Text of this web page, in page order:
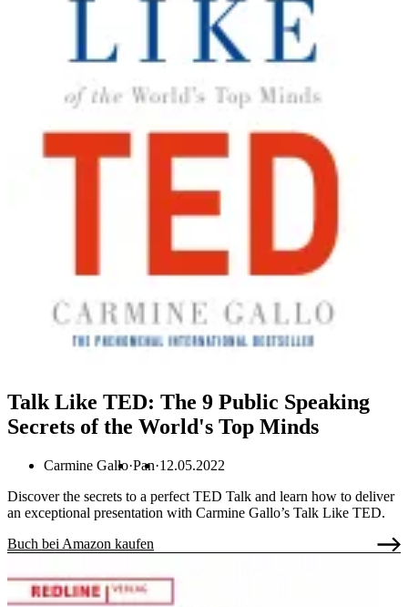
Talk Like TED: The 9 Public Speaking
Secrets of the World's Top Minds
Carmine Gallo Pan 12.05.2022
Discover the secrets to a perfect TED Talk and learn how to deliver
an exceptional presentation with Carmine Gallo’s Talk Like TED.
Buch bei Amazon kaufen